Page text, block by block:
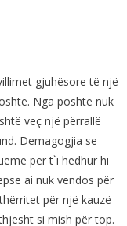
gjuhësore të një
Nga poshtë nuk
veç një përrallë
Demagogjia se
për t`i hedhur hi
ai nuk vendos për
për një kauzë
si mish për top.